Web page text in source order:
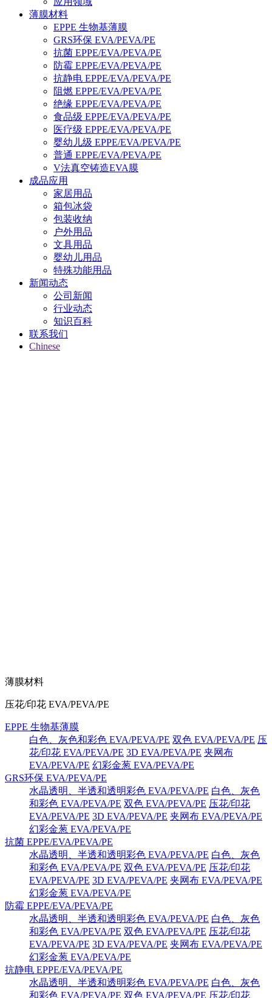
薄膜材料
EPPE 生物基薄膜
GRS环保 EVA/PEVA/PE
抗菌 EPPE/EVA/PEVA/PE
防霉 EPPE/EVA/PEVA/PE
抗静电 EPPE/EVA/PEVA/PE
阻燃 EPPE/EVA/PEVA/PE
绝缘 EPPE/EVA/PEVA/PE
食品级 EPPE/EVA/PEVA/PE
医疗级 EPPE/EVA/PEVA/PE
婴幼儿级 EPPE/EVA/PEVA/PE
普通 EPPE/EVA/PEVA/PE
V法真空铸造EVA膜
成品应用
家居用品
箱包冰袋
包装收纳
户外用品
文具用品
婴幼儿用品
特殊功能用品
新闻动态
公司新闻
行业动态
知识百科
联系我们
Chinese
薄膜材料
压花/印花 EVA/PEVA/PE
EPPE 生物基薄膜
白色、灰色和彩色 EVA/PEVA/PE 双色 EVA/PEVA/PE 压
花/印花 EVA/PEVA/PE 3D EVA/PEVA/PE 夹网布
EVA/PEVA/PE 幻彩金葱 EVA/PEVA/PE
GRS环保 EVA/PEVA/PE
水晶透明、半透和透明彩色 EVA/PEVA/PE 白色、灰色
和彩色 EVA/PEVA/PE 双色 EVA/PEVA/PE 压花/印花
EVA/PEVA/PE 3D EVA/PEVA/PE 夹网布 EVA/PEVA/PE
幻彩金葱 EVA/PEVA/PE
抗菌 EPPE/EVA/PEVA/PE
水晶透明、半透和透明彩色 EVA/PEVA/PE 白色、灰色
和彩色 EVA/PEVA/PE 双色 EVA/PEVA/PE 压花/印花
EVA/PEVA/PE 3D EVA/PEVA/PE 夹网布 EVA/PEVA/PE
幻彩金葱 EVA/PEVA/PE
防霉 EPPE/EVA/PEVA/PE
水晶透明、半透和透明彩色 EVA/PEVA/PE 白色、灰色
和彩色 EVA/PEVA/PE 双色 EVA/PEVA/PE 压花/印花
EVA/PEVA/PE 3D EVA/PEVA/PE 夹网布 EVA/PEVA/PE
幻彩金葱 EVA/PEVA/PE
抗静电 EPPE/EVA/PEVA/PE
水晶透明、半透和透明彩色 EVA/PEVA/PE 白色、灰色
和彩色 EVA/PEVA/PE 双色 EVA/PEVA/PE 压花/印花